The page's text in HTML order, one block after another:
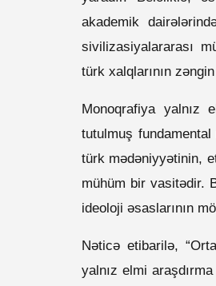
akademik
sivilizasiyalararası
türk xalqlarının
Monoqrafiya yalnız
tutulmuş
türk mədəniyyətinin,
mühüm bir vasitədir.
ideoloji əsaslarının
Nəticə etibarilə,
yalnız elmi